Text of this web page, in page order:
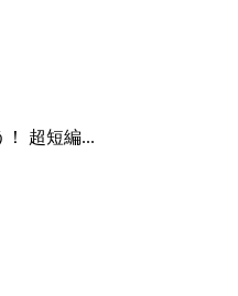
超短編...